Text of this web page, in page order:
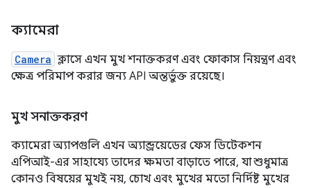
ক্যামেরা
Camera ক্লাসে এখন মুখ শনাক্তকরণ এবং ফোকাস নিয়ন্ত্রণ এবং
ক্ষেত্র পরিমাপ করার জন্য API অন্তর্ভুক্ত রয়েছে।
মুখ সনাক্তকরণ
ক্যামেরা অ্যাপগুলি এখন অ্যান্ড্রয়েডের ফেস ডিটেকশন
এপিআই-এর সাহায্যে তাদের ক্ষমতা বাড়াতে পারে, যা শুধুমাত্র
কোনও বিষয়ের মুখই নয়, চোখ এবং মুখের মতো নির্দিষ্ট মুখের